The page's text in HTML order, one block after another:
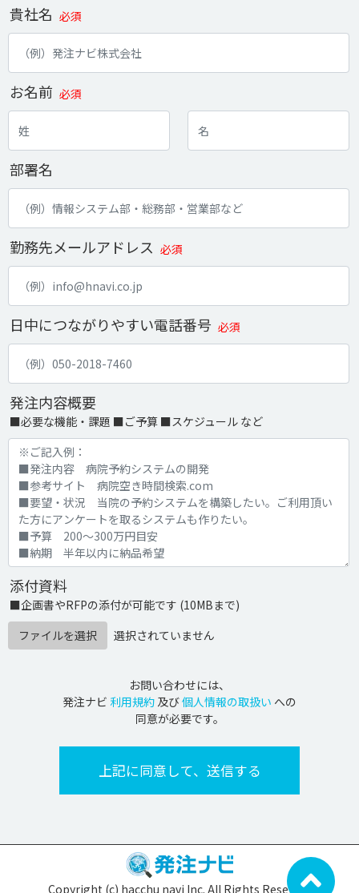
貴社名 必須
お名前 必須
部署名
勤務先メールアドレス 必須
日中につながりやすい電話番号 必須
発注内容概要
■必要な機能・課題 ■ご予算 ■スケジュール など
添付資料
■企画書やRFPの添付が可能です (10MBまで)
ファイルを選択
選択されていません
お問い合わせには、
発注ナビ 利用規約 及び個人情報の取扱い への
同意が必要です。
Copyright (c) hacchu navi Inc. All Rights Reserved